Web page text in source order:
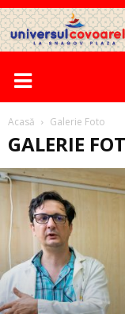
Acasă Galerie Foto
GALERIE